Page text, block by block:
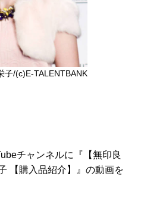
子/(c)E-TALENTBANK
チャンネルに『【無印良
【購入品紹介】』の動画を